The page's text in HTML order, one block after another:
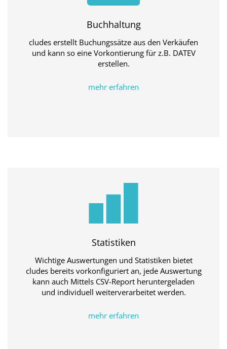
Buchhaltung
cludes erstellt Buchungssätze aus den Verkäufen
und kann so eine Vorkontierung für z.B. DATEV
erstellen.
mehr erfahren
Statistiken
Wichtige Auswertungen und Statistiken bietet
cludes bereits vorkonfiguriert an, jede Auswertung
kann auch Mittels CSV-Report heruntergeladen
und individuell weiterverarbeitet werden.
mehr erfahren